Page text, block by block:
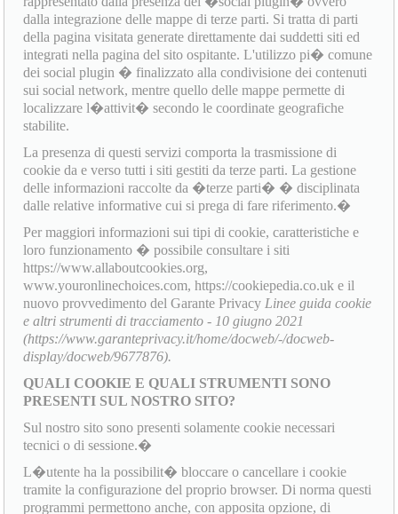
dalla integrazione delle mappe di terze parti. Si tratta di parti
della pagina visitata generate direttamente dai suddetti siti ed
integrati nella pagina del sito ospitante. L'utilizzo pi� comune
dei social plugin � finalizzato alla condivisione dei contenuti
sui social network, mentre quello delle mappe permette di
localizzare l�attivit� secondo le coordinate geografiche
stabilite.
La presenza di questi servizi comporta la trasmissione di
cookie da e verso tutti i siti gestiti da terze parti. La gestione
delle informazioni raccolte da �terze parti� � disciplinata
dalle relative informative cui si prega di fare riferimento.�
Per maggiori informazioni sui tipi di cookie, caratteristiche e
loro funzionamento � possibile consultare i siti
https://www.allaboutcookies.org,
www.youronlinechoices.com, https://cookiepedia.co.uk e il
nuovo provvedimento del Garante Privacy Linee guida cookie
e altri strumenti di tracciamento - 10 giugno 2021
(https://www.garanteprivacy.it/home/docweb/-/docweb-
display/docweb/9677876).
QUALI COOKIE E QUALI STRUMENTI SONO
PRESENTI SUL NOSTRO SITO?
Sul nostro sito sono presenti solamente cookie necessari
tecnici o di sessione.�
L�utente ha la possibilit� bloccare o cancellare i cookie
tramite la configurazione del proprio browser. Di norma questi
programmi permettono anche, con apposita opzione, di